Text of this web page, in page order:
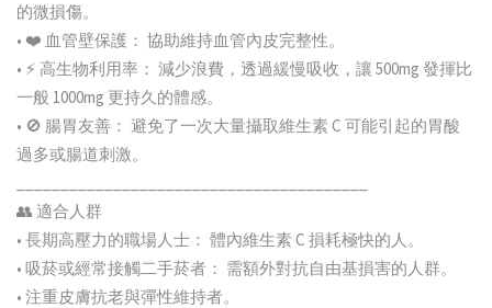
的微損傷。
• ❤️ 血管壁保護： 協助維持血管內皮完整性。
• ⚡ 高生物利用率： 減少浪費，透過緩慢吸收，讓 500mg 發揮比
一般 1000mg 更持久的體感。
• 🚫 腸胃友善： 避免了一次大量攝取維生素 C 可能引起的胃酸
過多或腸道刺激。
👥 適合人群
• 長期高壓力的職場人士： 體內維生素 C 損耗極快的人。
• 吸菸或經常接觸二手菸者： 需額外對抗自由基損害的人群。
• 注重皮膚抗老與彈性維持者。